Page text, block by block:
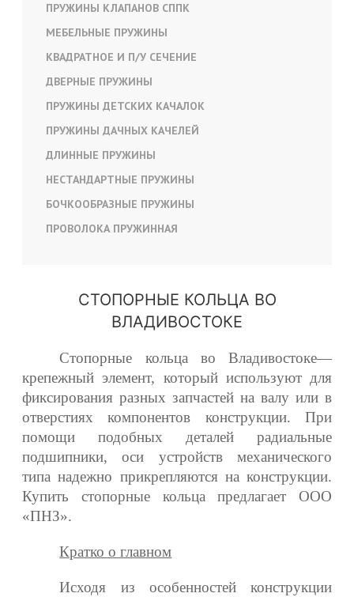
ПРУЖИНЫ КЛАПАНОВ СППК
МЕБЕЛЬНЫЕ ПРУЖИНЫ
КВАДРАТНОЕ И П/У СЕЧЕНИЕ
ДВЕРНЫЕ ПРУЖИНЫ
ПРУЖИНЫ ДЕТСКИХ КАЧАЛОК
ПРУЖИНЫ ДАЧНЫХ КАЧЕЛЕЙ
ДЛИННЫЕ ПРУЖИНЫ
НЕСТАНДАРТНЫЕ ПРУЖИНЫ
БОЧКООБРАЗНЫЕ ПРУЖИНЫ
ПРОВОЛОКА ПРУЖИННАЯ
СТОПОРНЫЕ КОЛЬЦА ВО
ВЛАДИВОСТОКЕ
Стопорные кольца во Владивостоке—
крепежный элемент, который используют для
фиксирования разных запчастей на валу или в
отверстиях компонентов конструкции. При
помощи подобных деталей радиальные
подшипники, оси устройств механического
типа надежно прикрепляются на конструкции.
Купить стопорные кольца предлагает ООО
«ПНЗ».
Кратко о главном
Исходя из особенностей конструкции